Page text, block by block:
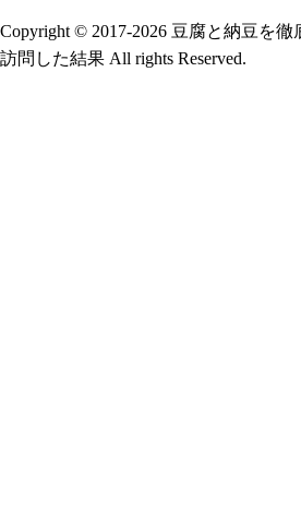
Copyright © 2017-2026 豆腐と納豆を
訪問した結果 All rights Reserved.